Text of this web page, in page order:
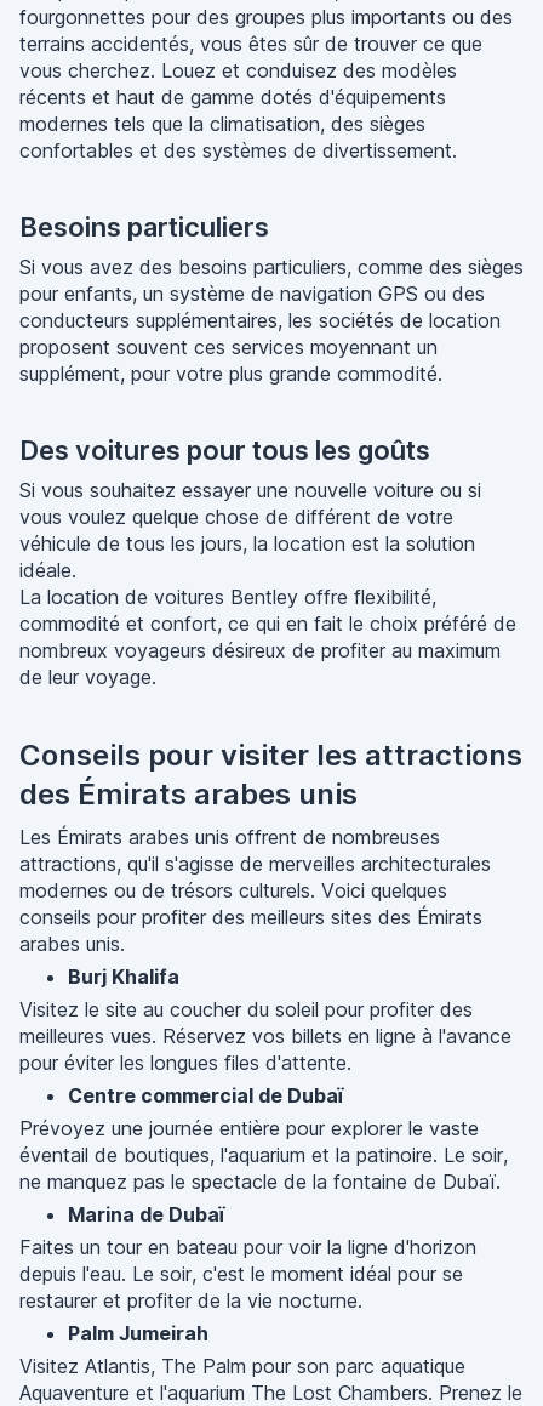
fourgonnettes pour des groupes plus importants ou des
terrains accidentés, vous êtes sûr de trouver ce que
vous cherchez. Louez et conduisez des modèles
récents et haut de gamme dotés d'équipements
modernes tels que la climatisation, des sièges
confortables et des systèmes de divertissement.
Besoins particuliers
Si vous avez des besoins particuliers, comme des sièges
pour enfants, un système de navigation GPS ou des
conducteurs supplémentaires, les sociétés de location
proposent souvent ces services moyennant un
supplément, pour votre plus grande commodité.
Des voitures pour tous les goûts
Si vous souhaitez essayer une nouvelle voiture ou si
vous voulez quelque chose de différent de votre
véhicule de tous les jours, la location est la solution
idéale.
La location de voitures Bentley offre flexibilité,
commodité et confort, ce qui en fait le choix préféré de
nombreux voyageurs désireux de profiter au maximum
de leur voyage.
Conseils pour visiter les attractions
des Émirats arabes unis
Les Émirats arabes unis offrent de nombreuses
attractions, qu'il s'agisse de merveilles architecturales
modernes ou de trésors culturels. Voici quelques
conseils pour profiter des meilleurs sites des Émirats
arabes unis.
Burj Khalifa
Visitez le site au coucher du soleil pour profiter des
meilleures vues. Réservez vos billets en ligne à l'avance
pour éviter les longues files d'attente.
Centre commercial de Dubaï
Prévoyez une journée entière pour explorer le vaste
éventail de boutiques, l'aquarium et la patinoire. Le soir,
ne manquez pas le spectacle de la fontaine de Dubaï.
Marina de Dubaï
Faites un tour en bateau pour voir la ligne d'horizon
depuis l'eau. Le soir, c'est le moment idéal pour se
restaurer et profiter de la vie nocturne.
Palm Jumeirah
Visitez Atlantis, The Palm pour son parc aquatique
Aquaventure et l'aquarium The Lost Chambers. Prenez le